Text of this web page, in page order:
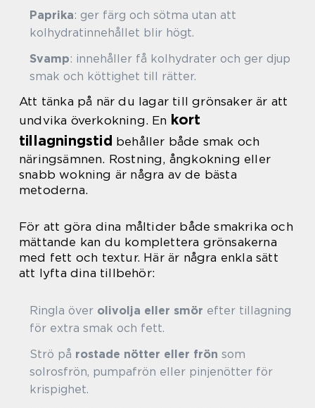
Paprika: ger färg och sötma utan att
kolhydratinnehållet blir högt.
Svamp: innehåller få kolhydrater och ger djup
smak och köttighet till rätter.
Att tänka på när du lagar till grönsaker är att
undvika överkokning. En kort
tillagningstid behåller både smak och
näringsämnen. Rostning, ångkokning eller
snabb wokning är några av de bästa
metoderna.
För att göra dina måltider både smakrika och
mättande kan du komplettera grönsakerna
med fett och textur. Här är några enkla sätt
att lyfta dina tillbehör:
Ringla över olivolja eller smör efter tillagning
för extra smak och fett.
Strö på rostade nötter eller frön som
solrosfrön, pumpafrön eller pinjenötter för
krispighet.